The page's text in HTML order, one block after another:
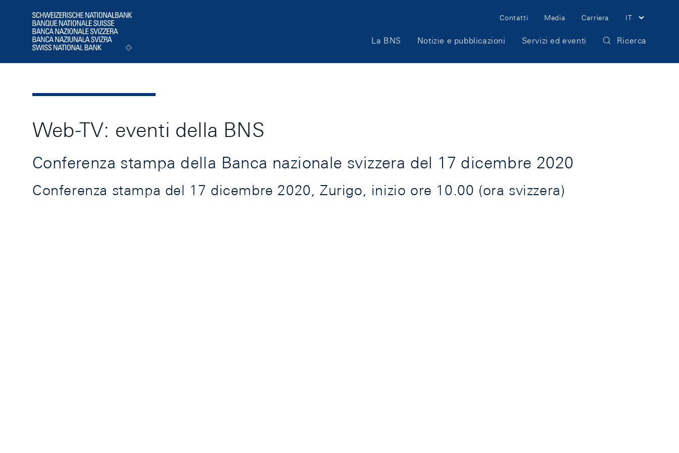
Logo
Meta
Navigation
Contatti Media Carriera IT
Main
Navigation
La BNS Notizie e pubblicazioni Servizi ed eventi Ricerca
Web-TV: eventi della BNS
Conferenza stampa della Banca nazionale svizzera del 17 dicembre 2020
Conferenza stampa del 17 dicembre 2020, Zurigo, inizio ore 10.00 (ora svizzera)